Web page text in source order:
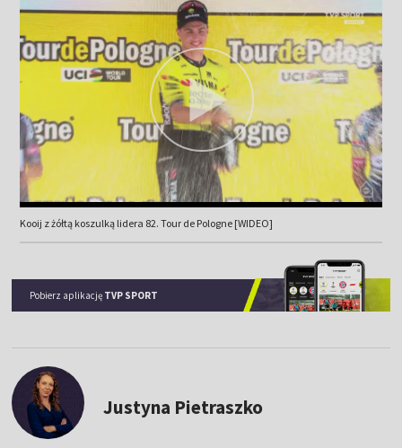
Kooij z żółtą koszulką lidera 82. Tour de Pologne [WIDEO]
Pobierz aplikację TVP SPORT
Justyna Pietraszko